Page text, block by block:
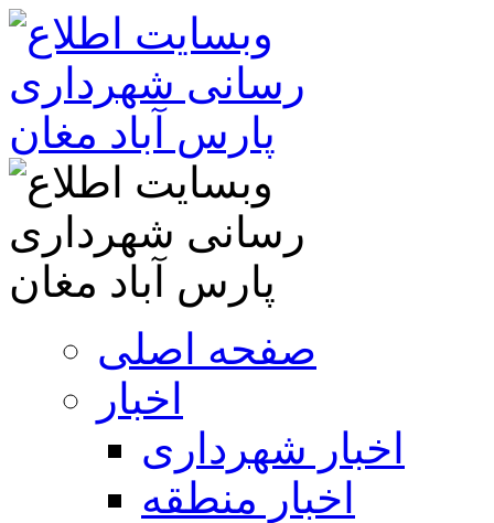
صفحه اصلی
اخبار
اخبار شهرداری
اخبار منطقه